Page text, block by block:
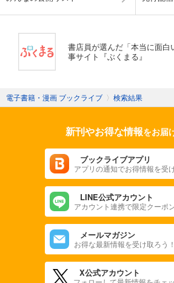
書店員が選んだ「本当に面
事サイト『ぶくまる』
電子書籍・漫画 ブックライブ 〉 検索結果
新刊やお得な情報をお届
ブックライブアプリ
アプリの通知でお得情報を受
LINE公式アカウント
アカウント連携で限定クーポ
メールマガジン
お得な最新情報を受け取ろう！
X公式アカウント